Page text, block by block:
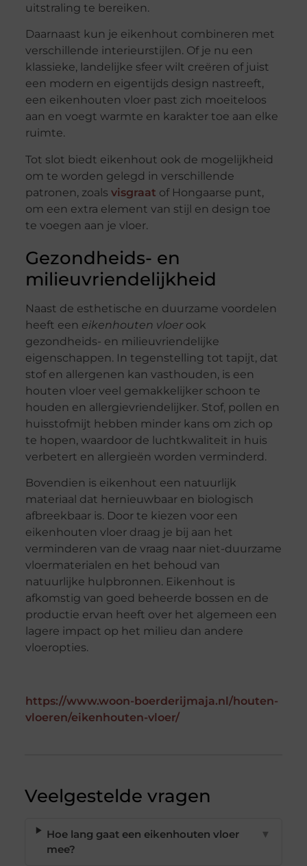
uitstraling te bereiken.
Daarnaast kun je eikenhout combineren met
verschillende interieurstijlen. Of je nu een
klassieke, landelijke sfeer wilt creëren of juist
een modern en eigentijds design nastreeft,
een eikenhouten vloer past zich moeiteloos
aan en voegt warmte en karakter toe aan elke
ruimte.
Tot slot biedt eikenhout ook de mogelijkheid
om te worden gelegd in verschillende
patronen, zoals visgraat of Hongaarse punt,
om een extra element van stijl en design toe
te voegen aan je vloer.
Gezondheids- en
milieuvriendelijkheid
Naast de esthetische en duurzame voordelen
heeft een eikenhouten vloerook
gezondheids- en milieuvriendelijke
eigenschappen. In tegenstelling tot tapijt, dat
stof en allergenen kan vasthouden, is een
houten vloer veel gemakkelijker schoon te
houden en allergievriendelijker. Stof, pollen en
huisstofmijt hebben minder kans om zich op
te hopen, waardoor de luchtkwaliteit in huis
verbetert en allergieën worden verminderd.
Bovendien is eikenhout een natuurlijk
materiaal dat hernieuwbaar en biologisch
afbreekbaar is. Door te kiezen voor een
eikenhouten vloer draag je bij aan het
verminderen van de vraag naar niet-duurzame
vloermaterialen en het behoud van
natuurlijke hulpbronnen. Eikenhout is
afkomstig van goed beheerde bossen en de
productie ervan heeft over het algemeen een
lagere impact op het milieu dan andere
vloeropties.
https://www.woon-boerderijmaja.nl/houten-
vloeren/eikenhouten-vloer/
Veelgestelde vragen
Hoe lang gaat een eikenhouten vloer
mee?
▼